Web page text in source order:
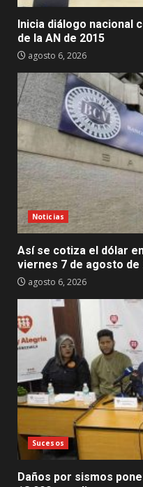
Inicia diálogo nacional
de la AN de 2015
agosto 6, 2026
Noticias
Así se cotiza el dólar
viernes 7 de agosto de
agosto 6, 2026
Sucesos
Daños por sismos